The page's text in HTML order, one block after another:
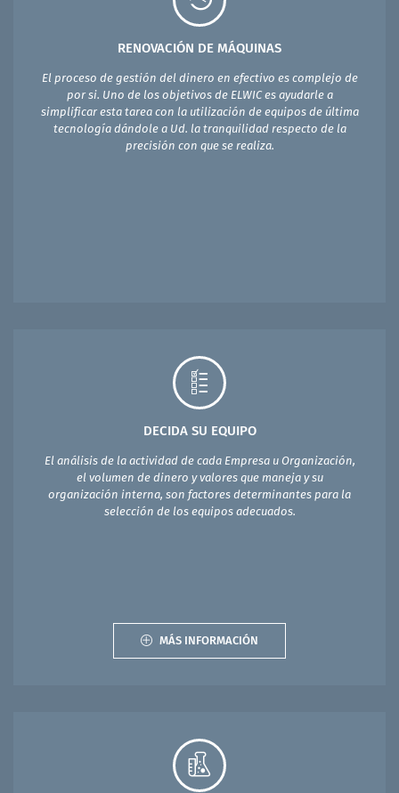
RENOVACIÓN DE MÁQUINAS
El proceso de gestión del dinero en efectivo es complejo de
por si. Uno de los objetivos de ELWIC es ayudarle a
simplificar esta tarea con la utilización de equipos de última
tecnología dándole a Ud. la tranquilidad respecto de la
precisión con que se realiza.
DECIDA SU EQUIPO
El análisis de la actividad de cada Empresa u Organización,
el volumen de dinero y valores que maneja y su
organización interna, son factores determinantes para la
selección de los equipos adecuados.
MÁS INFORMACIÓN